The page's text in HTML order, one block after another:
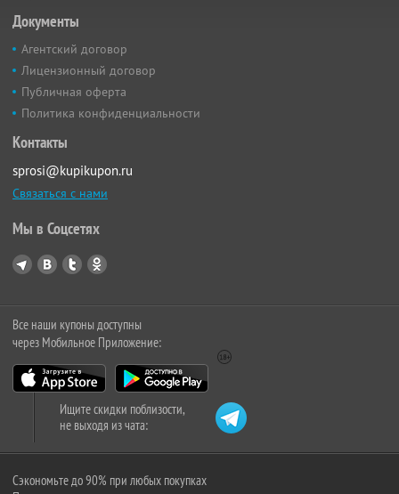
Документы
Агентский договор
Лицензионный договор
Публичная оферта
Политика конфиденциальности
Контакты
sprosi@kupikupon.ru
Связаться с нами
Мы в Соцсетях
Все наши купоны доступны
через Мобильное Приложение:
Ищите скидки поблизости,
не выходя из чата:
Сэкономьте до 90% при любых покупках